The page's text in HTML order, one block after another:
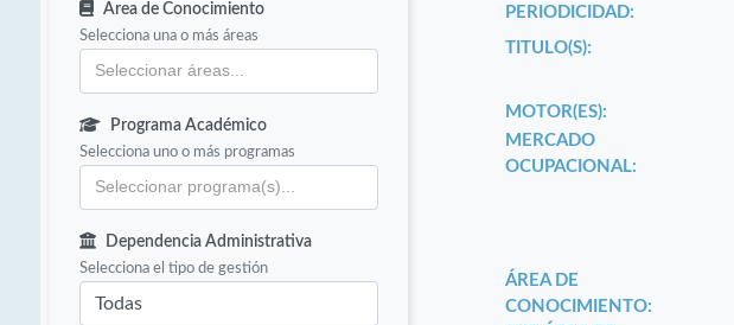
Área de Conocimiento
Selecciona una o más áreas
Programa Académico
Selecciona uno o más programas
Dependencia Administrativa
Selecciona el tipo de gestión
PERIODICIDAD:
TITULO(S):
MOTOR(ES):
MERCADO
OCUPACIONAL:
ÁREA DE
CONOCIMIENTO: